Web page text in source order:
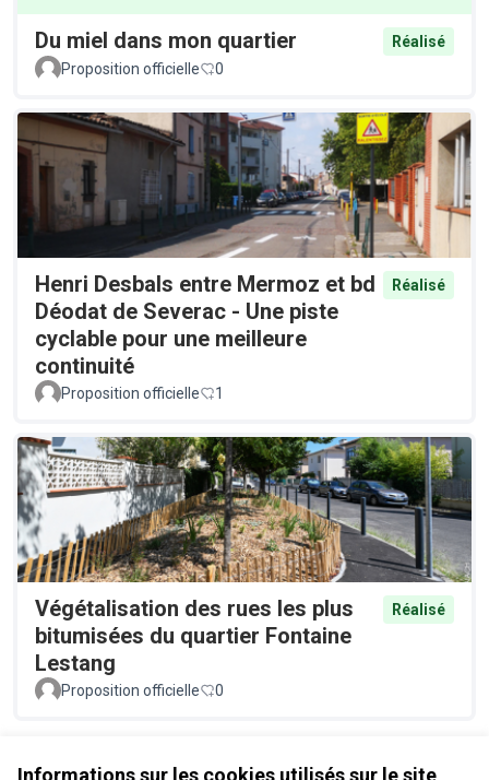
Informations sur les cookies utilisés sur le site
Du miel dans mon quartier
Réalisé
Proposition officielle
0
Henri Desbals entre Mermoz et bd
Déodat de Severac - Une piste
cyclable pour une meilleure
continuité
Réalisé
Proposition officielle 1
Végétalisation des rues les plus
bitumisées du quartier Fontaine
Lestang
Réalisé
Proposition officielle 0